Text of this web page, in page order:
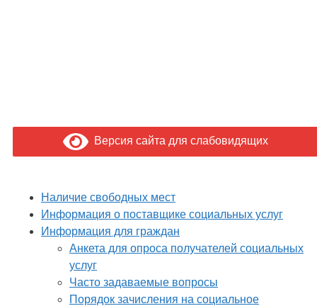
Версия сайта для слабовидящих
Наличие свободных мест
Информация о поставщике социальных услуг
Информация для граждан
Анкета для опроса получателей социальных
услуг
Часто задаваемые вопросы
Порядок зачисления на социальное